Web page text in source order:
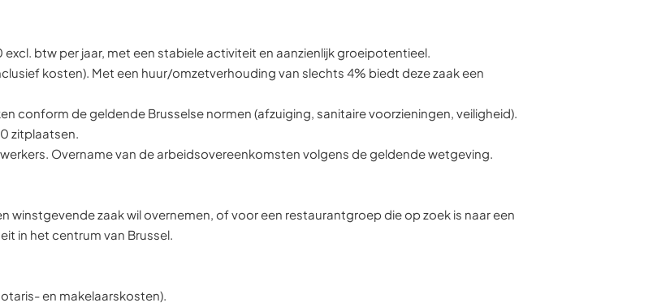
btw per jaar, met een stabiele activiteit en aanzienlijk groeipotentieel.
kosten). Met een huur/omzetverhouding van slechts 4% biedt deze zaak een
conform de geldende Brusselse normen (afzuiging, sanitaire voorzieningen, veiligheid).
zitplaatsen.
Overname van de arbeidsovereenkomsten volgens de geldende wetgeving.
winstgevende zaak wil overnemen, of voor een restaurantgroep die op zoek is naar een
in het centrum van Brussel.
en makelaarskosten).